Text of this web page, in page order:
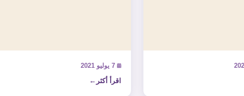
7 يوليو 2021
اقرأ أكثر